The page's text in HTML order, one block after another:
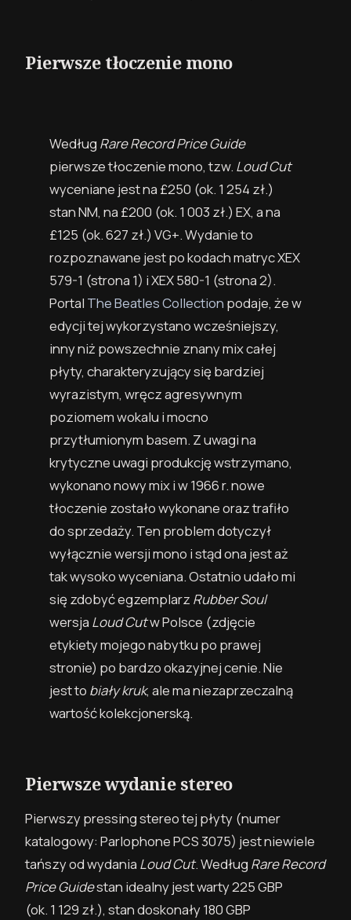
Pierwsze tłoczenie mono
Według Rare Record Price Guide
pierwsze tłoczenie mono, tzw. Loud Cut
wyceniane jest na £250 (ok. 1 254 zł.)
stan NM, na £200 (ok. 1 003 zł.) EX, a na
£125 (ok. 627 zł.) VG+. Wydanie to
rozpoznawane jest po kodach matryc XEX
579-1 (strona 1) i XEX 580-1 (strona 2).
Portal The Beatles Collection podaje, że w
edycji tej wykorzystano wcześniejszy,
inny niż powszechnie znany mix całej
płyty, charakteryzujący się bardziej
wyrazistym, wręcz agresywnym
poziomem wokalu i mocno
przytłumionym basem. Z uwagi na
krytyczne uwagi produkcję wstrzymano,
wykonano nowy mix i w 1966 r. nowe
tłoczenie zostało wykonane oraz trafiło
do sprzedaży. Ten problem dotyczył
wyłącznie wersji mono i stąd ona jest aż
tak wysoko wyceniana. Ostatnio udało mi
się zdobyć egzemplarz Rubber Soul
wersja Loud Cutw Polsce (zdjęcie
etykiety mojego nabytku po prawej
stronie) po bardzo okazyjnej cenie. Nie
jest to biały kruk, ale ma niezaprzeczalną
wartość kolekcjonerską.
Pierwsze wydanie stereo
Pierwszy pressing stereo tej płyty (numer
katalogowy: Parlophone PCS 3075) jest niewiele
tańszy od wydania Loud Cut. Według Rare Record
Price Guidestan idealny jest warty 225 GBP
(ok. 1 129 zł.), stan doskonały 180 GBP